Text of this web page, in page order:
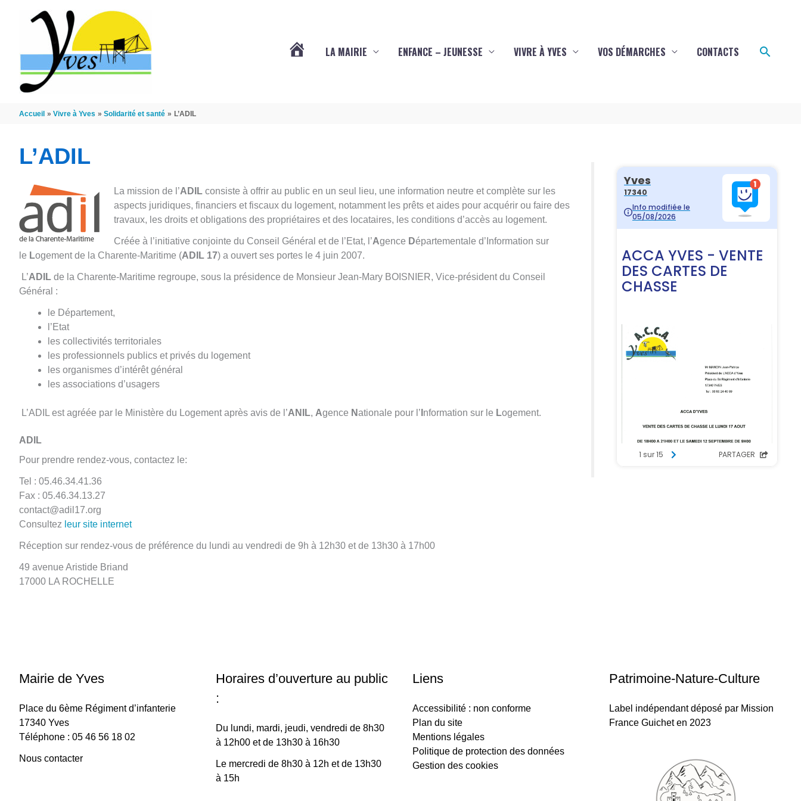
YVES
(17340)
LA MAIRIE ENFANCE – JEUNESSE VIVRE À YVES VOS DÉMARCHES CONTACTS
Accueil Vivre à Yves Solidarité et santé L’ADIL
L’ADIL
La mission de l’ADIL consiste à offrir au public en un seul lieu, une information neutre et complète sur les
aspects juridiques, financiers et fiscaux du logement, notamment les prêts et aides pour acquérir ou faire des
travaux, les droits et obligations des propriétaires et des locataires, les conditions d’accès au logement.
Créée à l’initiative conjointe du Conseil Général et de l’Etat, l’Agence Départementale d’Information sur
le Logement de la Charente-Maritime (ADIL 17) a ouvert ses portes le 4 juin 2007.
L’ADIL de la Charente-Maritime regroupe, sous la présidence de Monsieur Jean-Mary BOISNIER, Vice-président du Conseil
Général :
le Département,
l’Etat
les collectivités territoriales
les professionnels publics et privés du logement
les organismes d’intérêt général
les associations d’usagers
L’ADIL est agréée par le Ministère du Logement après avis de l’ANIL, Agence Nationale pour l’ nformation sur le Logement.
ADIL
Pour prendre rendez-vous, contactez le:
Tel : 05.46.34.41.36
Fax : 05.46.34.13.27
contact@adil17.org
Consultez leur site internet
Réception sur rendez-vous de préférence du lundi au vendredi de 9h à 12h30 et de 13h30 à 17h00
49 avenue Aristide Briand
17000 LA ROCHELLE
Mairie de Yves
Place du 6ème Régiment d’infanterie
17340 Yves
Téléphone : 05 46 56 18 02
Nous contacter
Horaires d’ouverture au public
:
Du lundi, mardi, jeudi, vendredi de 8h30
à 12h00 et de 13h30 à 16h30
Le mercredi de 8h30 à 12h et de 13h30
à 15h
Liens
Accessibilité : non conforme
Plan du site
Mentions légales
Politique de protection des données
Gestion des cookies
Patrimoine-Nature-Culture
Label indépendant déposé par Mission
France Guichet en 2023